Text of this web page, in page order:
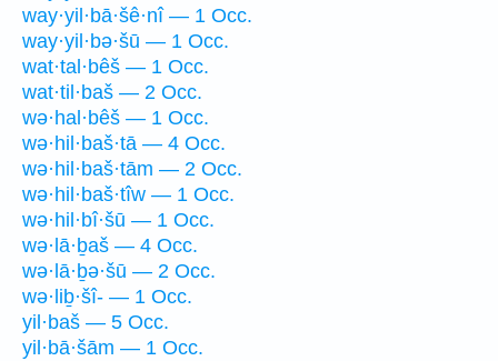
way·yil·bā·šê·nî — 1 Occ.
way·yil·bə·šū — 1 Occ.
wat·tal·bêš — 1 Occ.
wat·til·baš — 2 Occ.
wə·hal·bêš — 1 Occ.
wə·hil·baš·tā — 4 Occ.
wə·hil·baš·tām — 2 Occ.
wə·hil·baš·tîw — 1 Occ.
wə·hil·bî·šū — 1 Occ.
wə·lā·ḇaš — 4 Occ.
wə·lā·ḇə·šū — 2 Occ.
wə·liḇ·šî- — 1 Occ.
yil·baš — 5 Occ.
yil·bā·šām — 1 Occ.